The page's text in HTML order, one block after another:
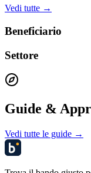
Vedi tutte →
Beneficiario
Settore
Guide &
Vedi tutte le guide →